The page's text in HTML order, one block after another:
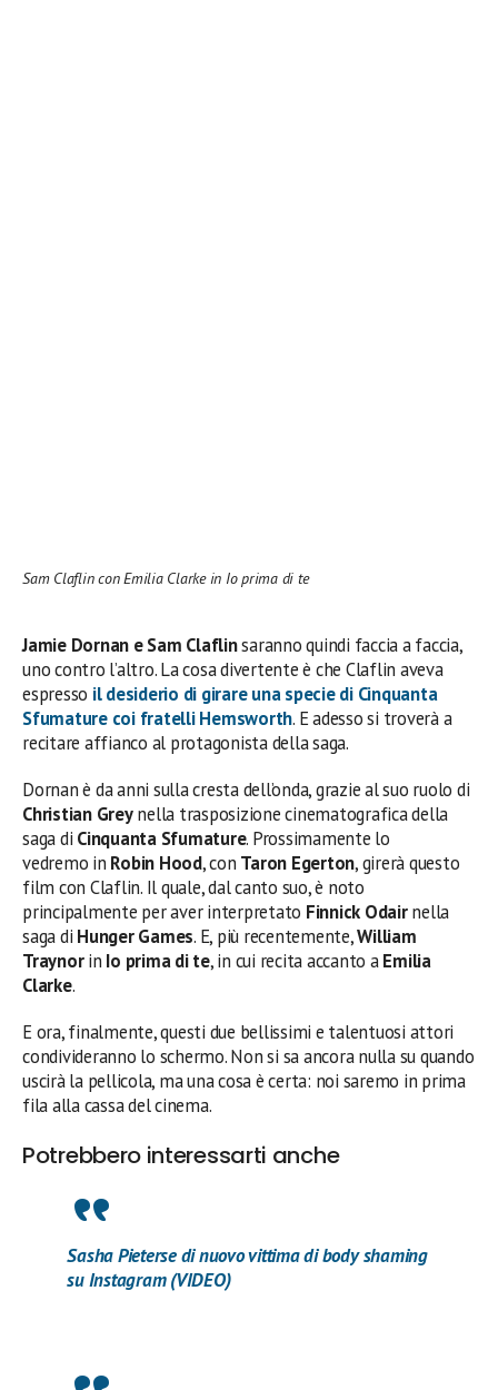
Sam Claflin con Emilia Clarke in Io prima di te
Jamie Dornan e Sam Claflinsaranno quindi faccia a faccia,
uno contro l’altro. La cosa divertente è che Claflin aveva
espresso il desiderio di girare una specie di Cinquanta
Sfumature coi fratelli Hemsworth. E adesso si troverà a
recitare affianco al protagonista della saga.
Dornan è da anni sulla cresta dell’onda, grazie al suo ruolo di
Christian Greynella trasposizione cinematografica della
saga di Cinquanta Sfumature. Prossimamente lo
vedremo in Robin Hood, con Taron Egerton, girerà questo
film con Claflin. Il quale, dal canto suo, è noto
principalmente per aver interpretato Finnick Odairnella
saga di Hunger Games. E, più recentemente,William
Traynorin Io prima di te, in cui recita accanto aEmilia
Clarke.
E ora, finalmente, questi due bellissimi e talentuosi attori
condivideranno lo schermo. Non si sa ancora nulla su quando
uscirà la pellicola, ma una cosa è certa: noi saremo in prima
fila alla cassa del cinema.
Potrebbero interessarti anche
Sasha Pieterse di nuovo vittima di body shaming
su Instagram (VIDEO)